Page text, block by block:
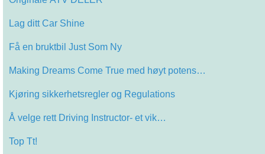
Lag ditt Car Shine
Få en bruktbil Just Som Ny
Making Dreams Come True med høyt potens…
Kjøring sikkerhetsregler og Regulations
Å velge rett Driving Instructor- et vik…
Top Tt!